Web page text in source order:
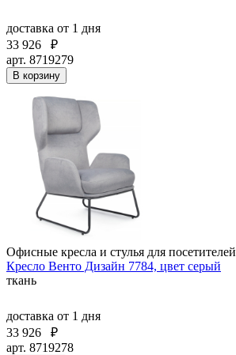
доставка от 1 дня
33 926
₽
арт. 8719279
В корзину
Офисные кресла и стулья для посетителей
Кресло Венто Дизайн 7784, цвет серый
ткань
доставка от 1 дня
33 926
₽
арт. 8719278